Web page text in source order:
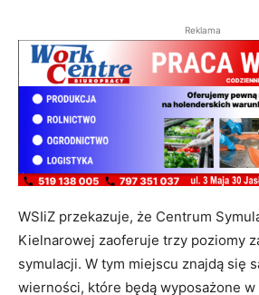
Reklama
WSIiZ przekazuje, że Centrum
Kielnarowej zaoferuje trzy poziomy
symulacji. W tym miejscu znajdą się
wierności, które będą wyposażone w